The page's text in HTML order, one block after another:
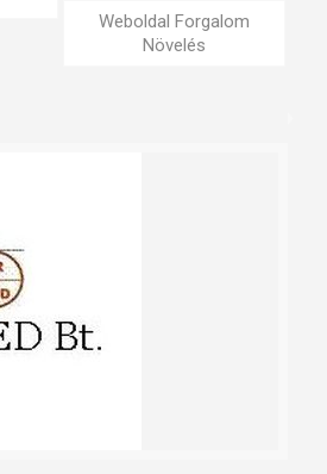
Weboldal Forgalom
Növelés